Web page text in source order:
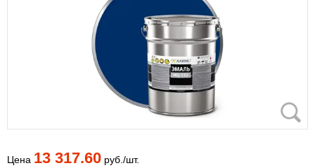
Цена 13 317.60 руб./шт.